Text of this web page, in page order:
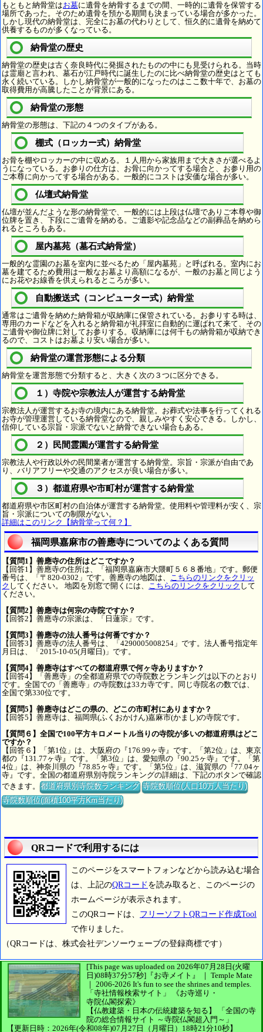
もともと納骨堂はお墓に遺骨を納骨するまでの間、一時的に遺骨を保管する
場所であった。そのため遺骨を預かる期間も決まっている場合が多かった。
しかし現代の納骨堂は、完全にお墓の代わりとして、恒久的に遺骨を納めて
供養するものが多くなっている。
納骨堂の歴史
納骨堂の歴史は古く奈良時代に発掘されたものの中にも見受けられる。当時
は霊廟と言われ、墓石が江戸時代に誕生したのに比べ納骨堂の歴史はとても
永く続いている。しかし納骨堂が一般的になったのはここ数十年で、お墓の
取得費用が高騰したことが背景にある。
納骨堂の形態
納骨堂の形態は、下記の４つのタイプがある。
棚式（ロッカー式）納骨堂
お骨を棚やロッカーの中に収める。１人用から家族用まで大きさが選べるよ
うになっている。お参りの仕方は、お骨に向かってする場合と、お参り用の
ご本尊に向かってする場合がある。一般的にコストは安価な場合が多い。
仏壇式納骨堂
仏壇が並んだような形の納骨堂で、一般的には上段は仏壇でありご本尊や御
位牌を置き、下段にご遺骨を納める。ご遺影や記念品などの副葬品を納めら
れるところもある。
屋内墓苑（墓石式納骨堂）
一般的な霊園のお墓を室内に並べるため「屋内墓苑」と呼ばれる。室内にお
墓を建てるため費用は一般なお墓より高額になるが、一般のお墓と同じよう
にお花やお線香を供えられるところが多い。
自動搬送式（コンピューター式）納骨堂
通常はご遺骨を納めた納骨箱が収納庫に保管されている。お参りする時は、
専用のカードなどを入れると納骨箱が礼拝室に自動的に運ばれて来て、その
ご遺骨や御位牌に対してお参りする。収納庫には何千もの納骨箱が収納でき
るので、コストはお墓より安い場合が多い。
納骨堂の運営形態による分類
納骨堂を運営形態で分類すると、大きく次の３つに区分できる。
１）寺院や宗教法人が運営する納骨堂
宗教法人が運営するお寺の境内にある納骨堂。お葬式や法事を行ってくれる
お寺が管理運営している納骨堂なので、親しみやすく安心できる。しかし、
信仰している宗旨・宗派でないと納骨できない場合もある。
２）民間霊園が運営する納骨堂
宗教法人や行政以外の民間業者が運営する納骨堂。宗旨・宗派が自由であ
り、バリアフリーや交通のアクセスが良い場合が多い。
３）都道府県や市町村が運営する納骨堂
都道府県や市区町村の自治体が運営する納骨堂。使用料や管理料が安く、宗
旨・宗派についての制限がない。
詳細はこのリンク【納骨堂って何？】
福岡県嘉麻市の善應寺についてのよくある質問
【質問1】善應寺の住所はどこですか？
【回答1】善應寺の住所は、「福岡県嘉麻市大隈町５６８番地」です。郵便
番号は、「〒820-0302」です。善應寺の地図は、 こちらのリンクをクリッ
ク してください。 地図を別窓で開くには、 こちらのリンクをクリック して
ください。
【質問2】善應寺は何宗の寺院ですか？
【回答2】善應寺の宗派は、「日蓮宗」です。
【質問3】善應寺の法人番号は何番ですか？
【回答3】善應寺の法人番号は、「4290005008254」です。法人番号指定年
月日は、「2015-10-05(月曜日)」です。
【質問4】善應寺はすべての都道府県で何ヶ寺ありますか？
【回答4】「善應寺」の全都道府県での寺院数とランキングは以下のとおり
です。全国での「善應寺」の寺院数は33カ寺です。同じ寺院名の数では、
全国で第330位です。
【質問5】善應寺はどこの県の、どこの市町村にありますか？
【回答5】善應寺は、福岡県(ふくおかけん)嘉麻市(かまし)の寺院です。
【質問６】全国で100平方キロメートル当りの寺院が多いの都道府県はどこ
ですか？
【回答６】「第1位」は、大阪府の『176.99ヶ寺』です。「第2位」は、東京
都の『131.77ヶ寺』です。「第3位」は、愛知県の『90.25ヶ寺』です。「第
4位」は、神奈川県の『78.85ヶ寺』です。「第5位」は、滋賀県の『77.04ヶ
寺』です。全国の都道府県別寺院ランキングの詳細は、下記のボタンで確認
できます。都道府県別寺院数ランキング 寺院数順位(人口10万人当たり)
寺院数順位(面積100平方Km当たり)
QRコードで利用するには
このページをスマートフォンなどから読み込む場合
は、上記のQRコード を読み取ると、このページの
ホームページが表示されます。
このQRコードは、 フリーソフトQRコード作成Tool
で作りました。
（QRコードは、株式会社デンソーウェーブの登録商標です）
[This page was uploaded on 2026年07月28日(火曜
日)08時37分57秒] 『お寺メイト』 ｜ Temple Mate
｜ 2006-2026 It's fun to see the shrines and temples.
「寺社情報検索サイト」
《お寺巡り・
寺院仏閣探索》
【仏教建築・日本の伝統建築を知る】
「全国の寺
院の総合情報サイト ～寺院仏閣超入門～」
【更新日時：2026年(令和08年)07月27日（月曜日）18時21分10秒】